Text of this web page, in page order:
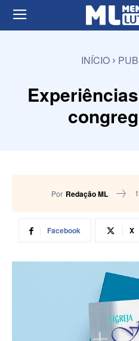
INÍCIO
Por Redação ML
Facebook X